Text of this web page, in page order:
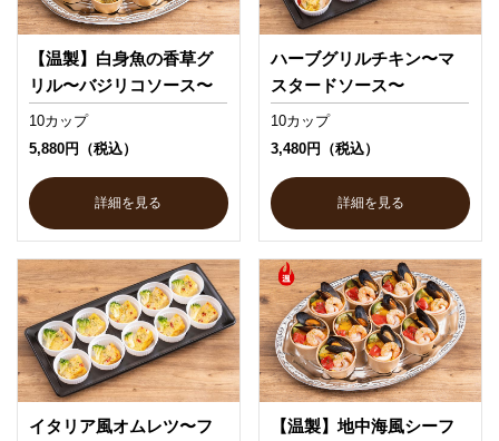
【温製】白身魚の香草グ
リル〜バジリコソース〜
10カップ
5,880円（税込）
詳細を見る
ハーブグリルチキン〜マ
スタードソース〜
10カップ
3,480円（税込）
詳細を見る
イタリア風オムレツ〜フ
【温製】地中海風シーフ